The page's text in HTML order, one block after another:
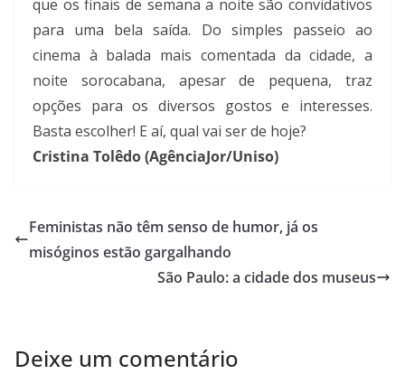
que os finais de semana a noite são convidativos
para uma bela saída. Do simples passeio ao
cinema à balada mais comentada da cidade, a
noite sorocabana, apesar de pequena, traz
opções para os diversos gostos e interesses.
Basta escolher! E aí, qual vai ser de hoje?
Cristina Tolêdo (AgênciaJor/Uniso)
Feministas não têm senso de humor, já os
misóginos estão gargalhando
São Paulo: a cidade dos museus
Deixe um comentário